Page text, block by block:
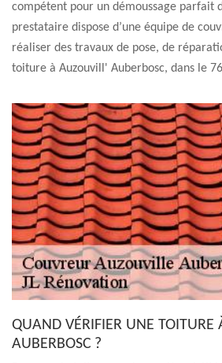
compétent pour un démoussage parfait
prestataire dispose d’une équipe de
réaliser des travaux de pose, de
toiture à Auzouvill' Auberbosc, dans le
QUAND VÉRIFIER UNE TOITURE
AUBERBOSC ?